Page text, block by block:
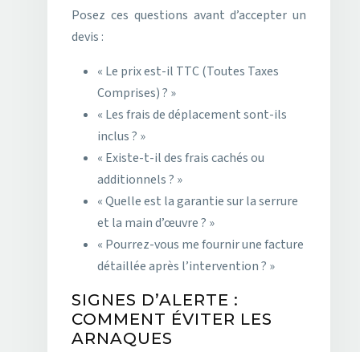
Posez ces questions avant d’accepter un
devis :
« Le prix est-il TTC (Toutes Taxes
Comprises) ? »
« Les frais de déplacement sont-ils
inclus ? »
« Existe-t-il des frais cachés ou
additionnels ? »
« Quelle est la garantie sur la serrure
et la main d’œuvre ? »
« Pourrez-vous me fournir une facture
détaillée après l’intervention ? »
SIGNES D’ALERTE :
COMMENT ÉVITER LES
ARNAQUES